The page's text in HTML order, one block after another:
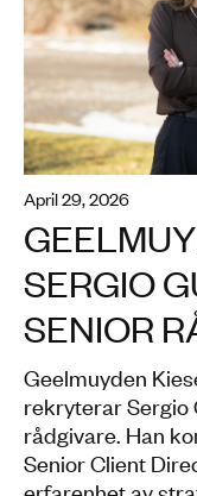
april 29, 2026
SERGIO
SENIOR
Geelmuyden
rekryterar Sergio
rådgivare. Han
Senior Client